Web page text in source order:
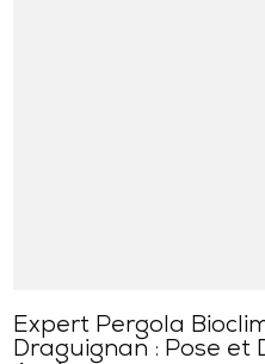
Expert Pergola
Draguignan : Pose et